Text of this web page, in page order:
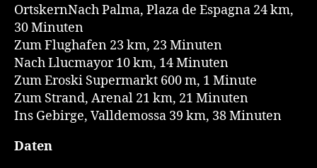
OrtskernNach Palma, Plaza de Espagna 24 km,
30 Minuten
Zum Flughafen 23 km, 23 Minuten
Nach Llucmayor 10 km, 14 Minuten
Zum Eroski Supermarkt 600 m, 1 Minute
Zum Strand, Arenal 21 km, 21 Minuten
Ins Gebirge, Valldemossa 39 km, 38 Minuten
Daten